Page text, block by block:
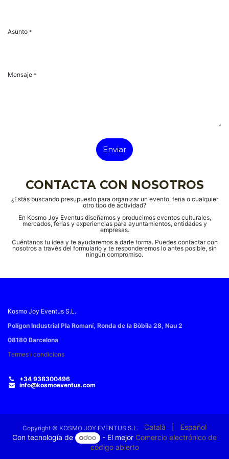
Asunto *
Mensaje *
Enviar
CONTACTA CON NOSOTROS
¿Estás buscando presupuesto para organizar un evento, feria o cualquier
otro tipo de actividad?
En Kosmo Joy Eventus diseñamos y producimos eventos culturales,
mercados, ferias y experiencias para ayuntamientos, entidades y
empresas.
Cuéntanos tu idea y te ayudaremos a darle forma. Puedes contactar con
nosotros a través del formulario y te responderemos lo antes posible, sin
ningún compromiso.
Kosmo Joy Eventus S.L.
Polígon Industrial Pla Romaní, Ronda de la Bòbila 28, Nau 2
08180 Barcelona​
Termes i condicions
+34 938300496
info@kosmoeventus.com
Copyright © KOSMO JOY EVENTUS S.L. Català
Español
Con tecnología de
- El mejor Comercio electrónico de
código abierto